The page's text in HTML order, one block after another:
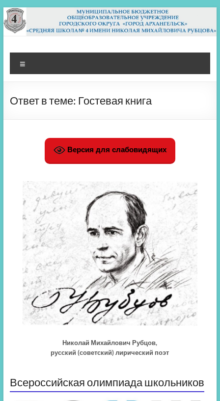
Перейти
к
содержимому
МБОУ СШ 4
Архангельск
Ответ в теме: Гостевая книга
Версия для слабовидящих
Николай Михайлович Рубцов,
русский (советский) лирический поэт
Всероссийская олимпиада школьников